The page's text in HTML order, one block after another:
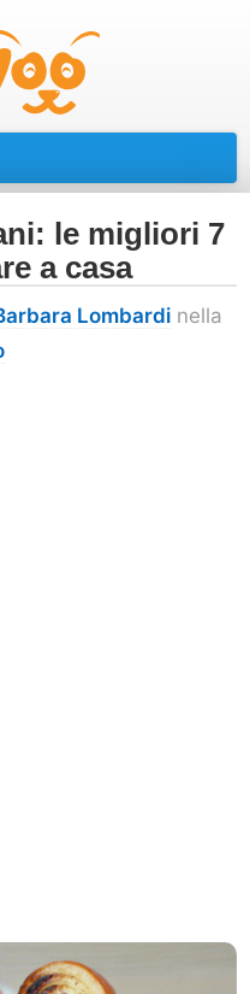
le migliori 7
a casa
Lombardi nella